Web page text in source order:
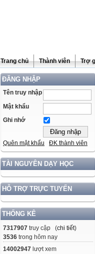
Trang chủ Thành viên Trợ
ĐĂNG NHẬP
Tên truy nhập
Mật khẩu
Ghi nhớ
Quên mật khẩu ĐK thành viên
TÀI NGUYÊN DẠY HỌC
HỖ TRỢ TRỰC TUYẾN
THỐNG KÊ
7317907 truy cập (chi tiết)
3536 trong hôm nay
14002947 lượt xem